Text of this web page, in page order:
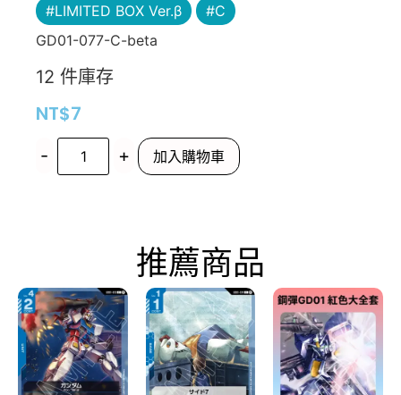
#LIMITED BOX Ver.β
#C
GD01-077-C-beta
12 件庫存
NT$7
- + 加入購物車
推薦商品